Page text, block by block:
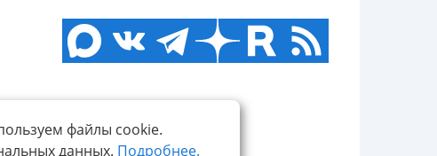
файлы cookie.
данных. Подробнее.